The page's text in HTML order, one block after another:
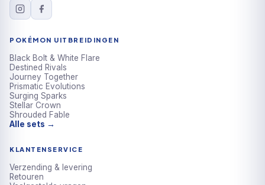
POKÉMON UITBREIDINGEN
Black Bolt & White Flare
Destined Rivals
Journey Together
Prismatic Evolutions
Surging Sparks
Stellar Crown
Shrouded Fable
Alle sets →
KLANTENSERVICE
Verzending & levering
Retouren